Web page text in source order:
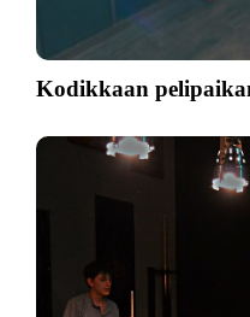
Kodikkaan